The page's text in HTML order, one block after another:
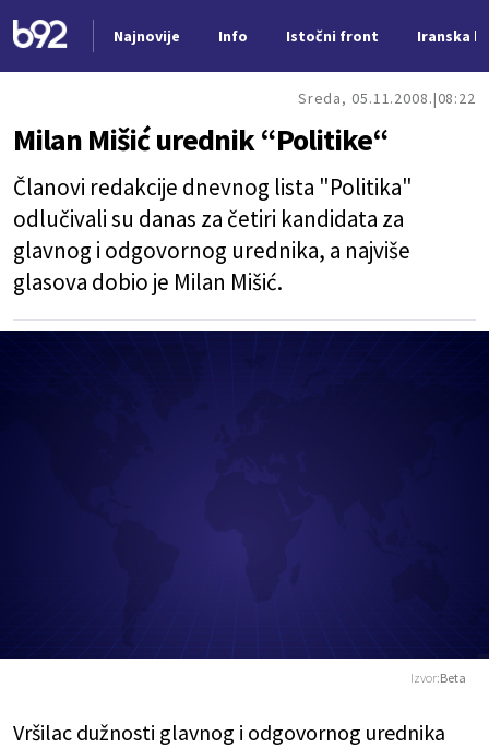
Najnovije Info Istočni front Iranska
Sreda, 05.11.2008. 08:22
Milan Mišić urednik “Politike“
Članovi redakcije dnevnog lista "Politika"
odlučivali su danas za četiri kandidata za
glavnog i odgovornog urednika, a najviše
glasova dobio je Milan Mišić.
Izvor:Beta
Vršilac dužnosti glavnog i odgovornog urednika